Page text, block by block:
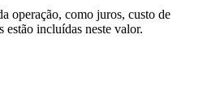
operação, como juros, custo de
estão incluídas neste valor.